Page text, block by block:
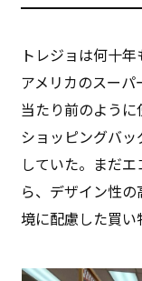
トレジョは何十
アメリカのスー
当たり前のよう
ショッピングバ
していた。まだ
ら、デザイン性
境に配慮した買い